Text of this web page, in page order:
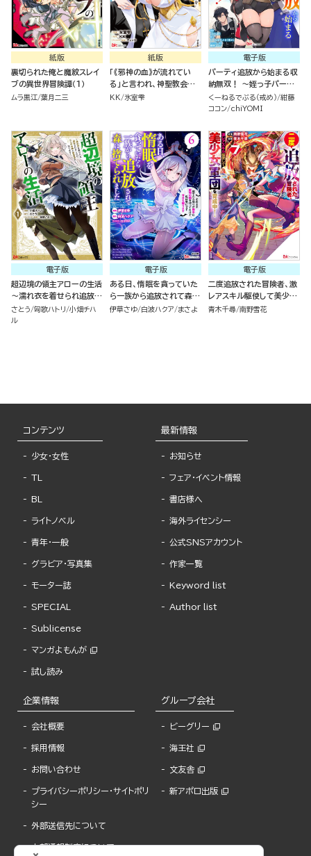
紙版
裏切られた俺と魔紋スレイ
ブの異世界冒険譚（１）
ムラ黒江 葉月二三
紙版
「《邪神の血》が流れてい
る」と言われ、神聖教会を
追放された神父です。 ～理
様も一緒についてきちゃい
ました～ （１）
KK 氷室雫
電子版
パーティ追放から始まる収
納無双！ ～姪っ子パーテ
ィといく最強ハーレム成り
上がり～ コミック版（分冊
くーねるでぶる（戒め） 紺藤
ココン chiYOMI
電子版
超辺境の領主アローの生活
～濡れ衣を着せられ追放さ
れましたが、二人の女神と
新生活を送ります～ コミッ
さとう 匈歌ハトリ
小畑チハ
ル
電子版
ある日、惰眠を貪っていた
ら一族から追放されて森に
捨てられました そのまま
伊草さゆ 白波ハクア まさよ
電子版
二度追放された冒険者、激
レアスキル駆使して美少女
軍団を育成中！ コミック版
青木千尋 南野雪花
コンテンツ
少女・女性
TL
BL
ライトノベル
青年・一般
グラビア・写真集
モーター誌
SPECIAL
Sublicense
マンガよもんが
試し読み
最新情報
お知らせ
フェア・イベント情報
書店様へ
海外ライセンシー
公式SNSアカウント
作家一覧
Keyword list
Author list
企業情報
会社概要
採用情報
お問い合わせ
プライバシーポリシー・サイトポリ
シー
外部送信先について
内部通報制度について
グループ会社
ビーグリー
海王社
文友舎
新アポロ出版